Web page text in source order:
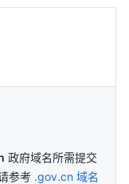
政府域名所需提交
参考 .gov.cn 域名